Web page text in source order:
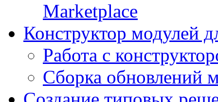
Marketplace
Конструктор модулей
Работа с
Сборка обновлений